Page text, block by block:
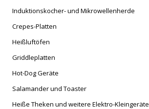
Induktionskocher- und Mikrowellenherde
Crepes-Platten
Heißluftöfen
Griddleplatten
Hot-Dog Geräte
Salamander und Toaster
Heiße Theken und weitere Elektro-Kleingeräte